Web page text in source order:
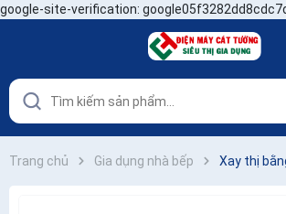
google-site-verification:
Trang chủ Gia dụng nhà bếp Xay thị